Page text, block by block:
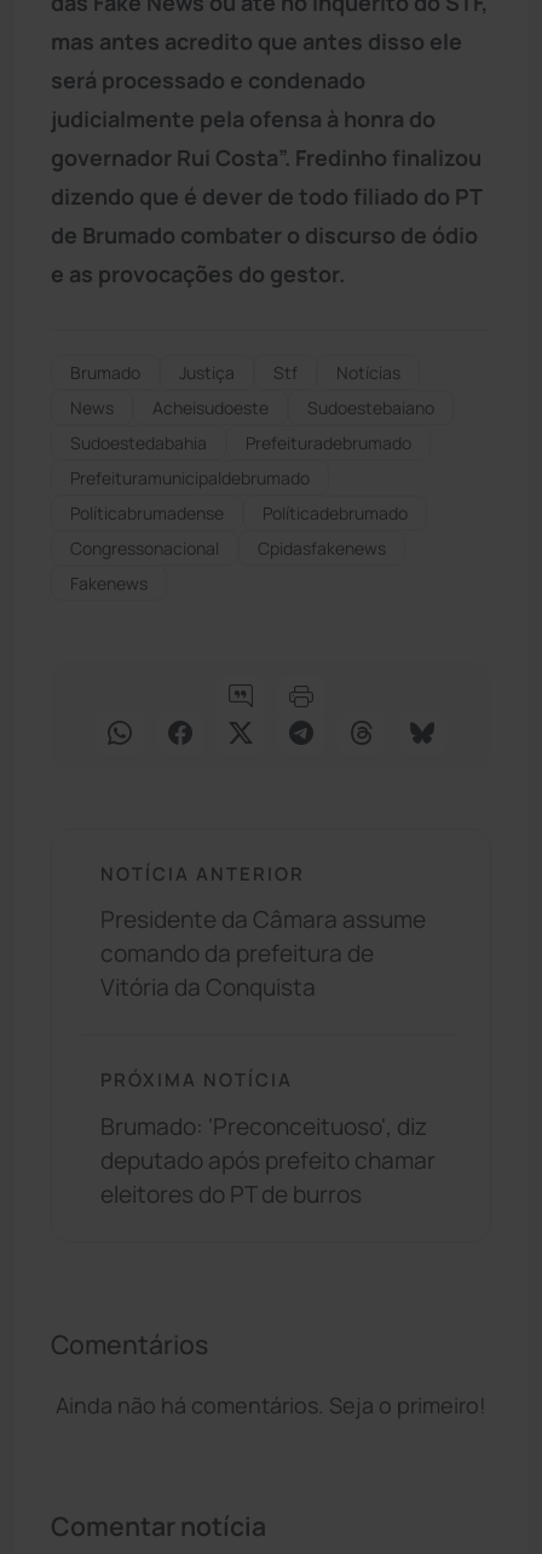
mas antes acredito que antes disso ele
será processado e condenado
judicialmente pela ofensa à honra do
governador Rui Costa”. Fredinho finalizou
dizendo que é dever de todo filiado do PT
de Brumado combater o discurso de ódio
e as provocações do gestor.
Brumado Justiça Stf
Notícias
News
Acheisudoeste
Sudoestebaiano
Sudoestedabahia
Prefeituradebrumado
Prefeituramunicipaldebrumado
Políticabrumadense
Políticadebrumado
Congressonacional
Cpidasfakenews
Fakenews
NOTÍCIA ANTERIOR
Presidente da Câmara assume
comando da prefeitura de
Vitória da Conquista
PRÓXIMA NOTÍCIA
Brumado: 'Preconceituoso', diz
deputado após prefeito chamar
eleitores do PT de burros
Comentários
Ainda não há comentários. Seja o primeiro!
Comentar notícia